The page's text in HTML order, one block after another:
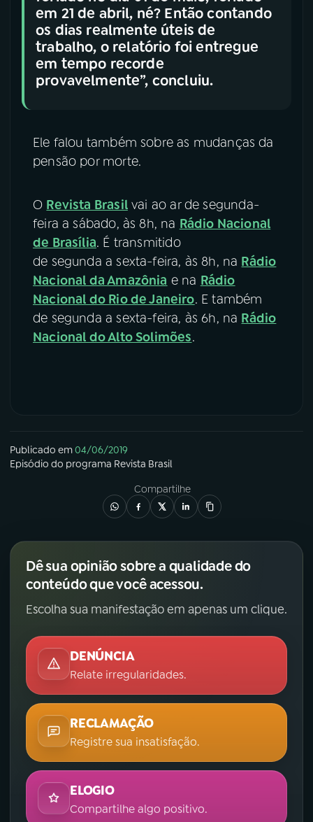
em 21 de abril, né? Então contando
os dias realmente úteis de
trabalho, o relatório foi entregue
em tempo recorde
provavelmente”, concluiu.
Ele falou também sobre as mudanças da
pensão por morte.
O Revista Brasilvai ao ar de segunda-
feira a sábado, às 8h, na Rádio Nacional
de Brasília. É transmitido
de segunda a sexta-feira, às 8h, na Rádio
Nacional da Amazônia e na Rádio
Nacional do Rio de Janeiro. E também
de segunda a sexta-feira, às 6h, na Rádio
Nacional do Alto Solimões.
Publicado em04/06/2019
Episódio do programa Revista Brasil
Compartilhe
Dê sua opinião sobre a qualidade do
conteúdo que você acessou.
Escolha sua manifestação em apenas um clique.
DENÚNCIA
Relate irregularidades.
RECLAMAÇÃO
Registre sua insatisfação.
ELOGIO
Compartilhe algo positivo.